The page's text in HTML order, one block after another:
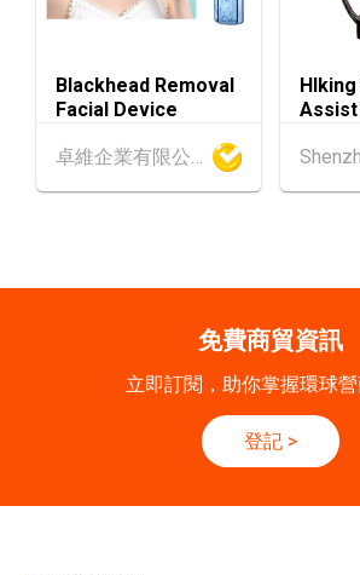
09.09.2026
nt自動化 • 智能物流 • 貿易增
SEP
20.09.2026 -
運輸物流學會國際會議 2026
13.10.2026 -
國際電子組件及生產技術展
覽中心)
13.10.2026 -
香港貿發局香港秋季電子產品
Blackhead Removal
Facial Device
卓維企業有限公司
免費商貿資訊
立即訂閱，助你掌握環球
登記 >